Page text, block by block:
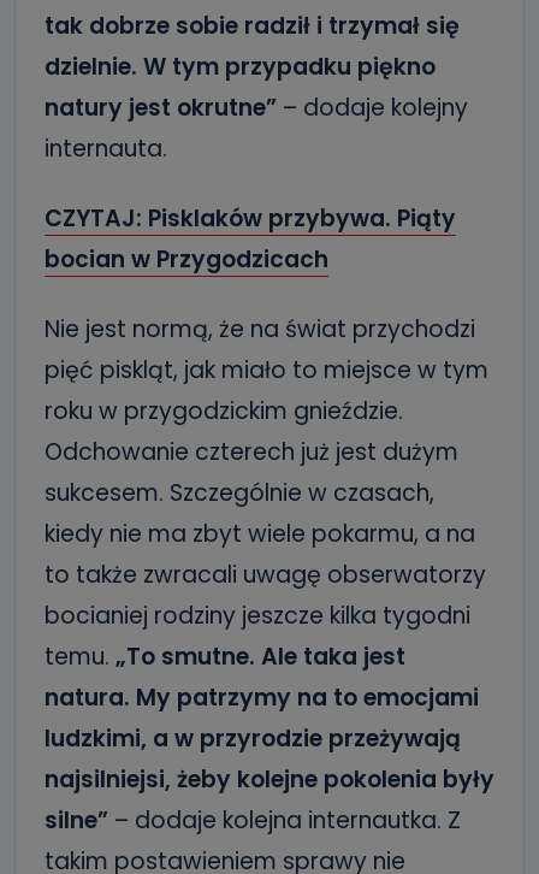
tak dobrze sobie radził i trzymał się
dzielnie. W tym przypadku piękno
natury jest okrutne” – dodaje kolejny
internauta.
CZYTAJ: Pisklaków przybywa. Piąty
bocian w Przygodzicach
Nie jest normą, że na świat przychodzi
pięć piskląt, jak miało to miejsce w tym
roku w przygodzickim gnieździe.
Odchowanie czterech już jest dużym
sukcesem. Szczególnie w czasach,
kiedy nie ma zbyt wiele pokarmu, a na
to także zwracali uwagę obserwatorzy
bocianiej rodziny jeszcze kilka tygodni
temu. „To smutne. Ale taka jest
natura. My patrzymy na to emocjami
ludzkimi, a w przyrodzie przeżywają
najsilniejsi, żeby kolejne pokolenia były
silne” – dodaje kolejna internautka. Z
takim postawieniem sprawy nie